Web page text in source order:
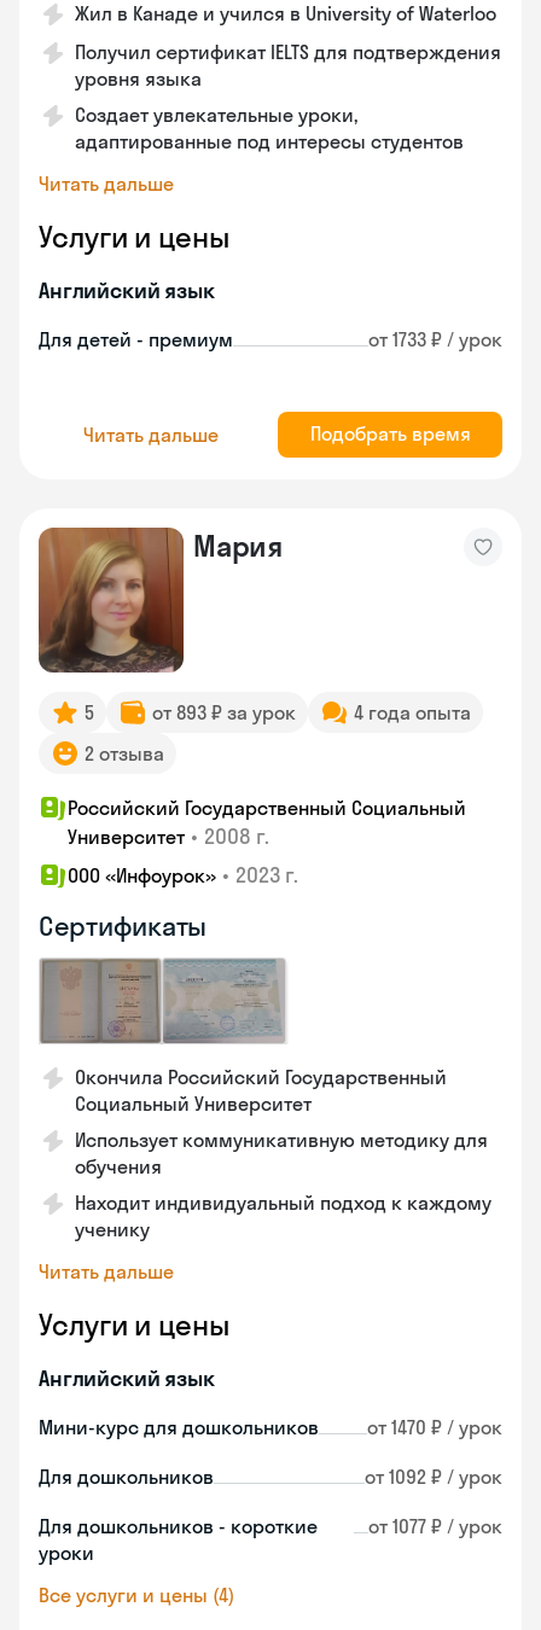
Жил в Канаде и учился в University of Waterloo
Получил сертификат IELTS для подтверждения
уровня языка
Создает увлекательные уроки,
адаптированные под интересы студентов
Читать дальше
Услуги и цены
Английский язык
Для детей - премиум от 1733 ₽ / урок
Читать дальше Подобрать время
Мария
5 от 893 ₽ за урок
4 года опыта
2 отзыва
Российский Государственный Социальный
Университет • 2008 г.
ООО «Инфоурок» • 2023 г.
Сертификаты
Окончила Российский Государственный
Социальный Университет
Использует коммуникативную методику для
обучения
Находит индивидуальный подход к каждому
ученику
Читать дальше
Услуги и цены
Английский язык
Мини-курс для дошкольников от 1470 ₽ / урок
Для дошкольников от 1092 ₽ / урок
Для дошкольников - короткие
уроки
от 1077 ₽ / урок
Все услуги и цены (4)